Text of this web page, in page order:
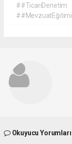
##TicariDenetim
##MevzuatEğitimi
Okuyucu Yorumları